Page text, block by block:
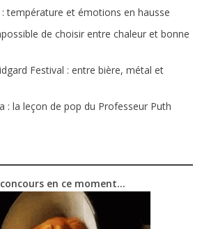
température et émotions en hausse
de choisir entre chaleur et bonne
Festival : entre bière, métal et
: la leçon de pop du Professeur Puth
concours en ce moment…